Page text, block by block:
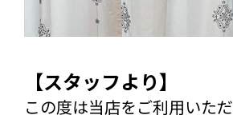
【スタッフより】
この度は当店をご利用いた